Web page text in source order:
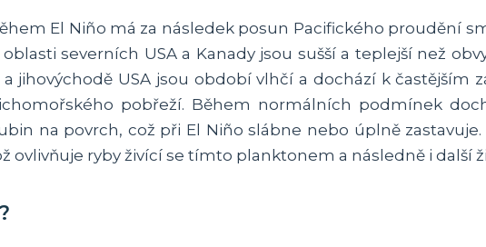
El Niño má za následek posun Pacifického proudění
severních USA a Kanady jsou sušší a teplejší než
jihovýchodě USA jsou období vlhčí a dochází k častějším
pobřeží. Během normálních podmínek
na povrch, což při El Niño slábne nebo úplně
ovlivňuje ryby živící se tímto planktonem a následně i další